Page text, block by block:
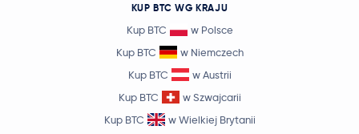
KUP BTC WG KRAJU
Kup BTC
w Polsce
Kup BTC
w Niemczech
Kup BTC
w Austrii
Kup BTC
w Szwajcarii
Kup BTC
w Wielkiej Brytanii